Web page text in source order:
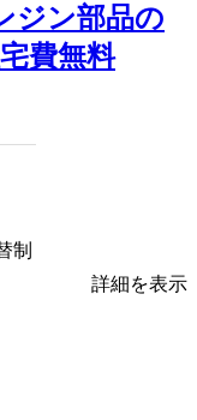
ジン部品の
費無料
制
詳細を表示